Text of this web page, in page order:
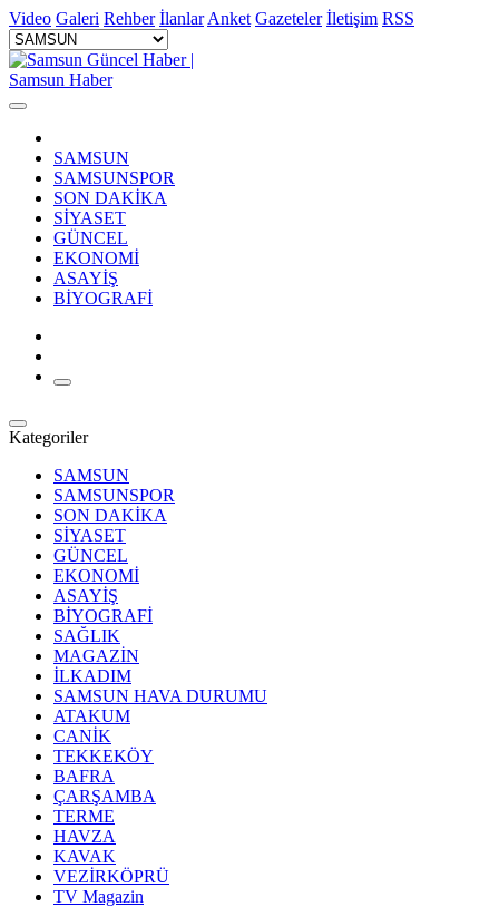
Video Galeri Rehber İlanlar Anket Gazeteler İletişim RSS
SAMSUN
SAMSUNSPOR
SON DAKİKA
SİYASET
GÜNCEL
EKONOMİ
ASAYİŞ
BİYOGRAFİ
Kategoriler
SAMSUN
SAMSUNSPOR
SON DAKİKA
SİYASET
GÜNCEL
EKONOMİ
ASAYİŞ
BİYOGRAFİ
SAĞLIK
MAGAZİN
İLKADIM
SAMSUN HAVA DURUMU
ATAKUM
CANİK
TEKKEKÖY
BAFRA
ÇARŞAMBA
TERME
HAVZA
KAVAK
VEZİRKÖPRÜ
TV Magazin